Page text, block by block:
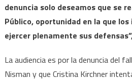
denuncia solo deseamos que se
Público, oportunidad en la que
ejercer plenamente sus
La audiencia es por la denuncia del
Nisman y que Cristina Kirchner